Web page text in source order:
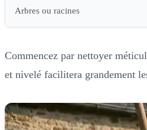
Arbres ou racines
Commencez par nettoyer
et nivelé facilitera grandement